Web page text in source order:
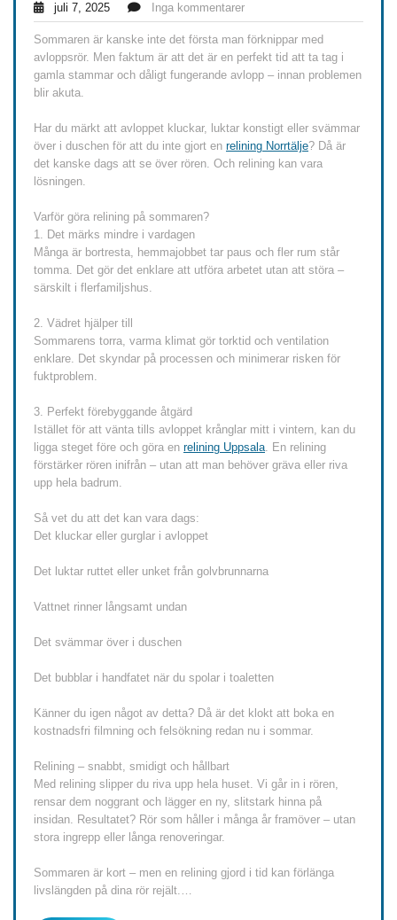
juli 7, 2025 Inga kommentarer
Sommaren är kanske inte det första man förknippar med
avloppsrör. Men faktum är att det är en perfekt tid att ta tag i
gamla stammar och dåligt fungerande avlopp – innan problemen
blir akuta.
Har du märkt att avloppet kluckar, luktar konstigt eller svämmar
över i duschen för att du inte gjort en relining Norrtälje? Då är
det kanske dags att se över rören. Och relining kan vara
lösningen.
Varför göra relining på sommaren?
1. Det märks mindre i vardagen
Många är bortresta, hemmajobbet tar paus och fler rum står
tomma. Det gör det enklare att utföra arbetet utan att störa –
särskilt i flerfamiljshus.
2. Vädret hjälper till
Sommarens torra, varma klimat gör torktid och ventilation
enklare. Det skyndar på processen och minimerar risken för
fuktproblem.
3. Perfekt förebyggande åtgärd
Istället för att vänta tills avloppet krånglar mitt i vintern, kan du
ligga steget före och göra en relining Uppsala. En relining
förstärker rören inifrån – utan att man behöver gräva eller riva
upp hela badrum.
Så vet du att det kan vara dags:
Det kluckar eller gurglar i avloppet
Det luktar ruttet eller unket från golvbrunnarna
Vattnet rinner långsamt undan
Det svämmar över i duschen
Det bubblar i handfatet när du spolar i toaletten
Känner du igen något av detta? Då är det klokt att boka en
kostnadsfri filmning och felsökning redan nu i sommar.
Relining – snabbt, smidigt och hållbart
Med relining slipper du riva upp hela huset. Vi går in i rören,
rensar dem noggrant och lägger en ny, slitstark hinna på
insidan. Resultatet? Rör som håller i många år framöver – utan
stora ingrepp eller långa renoveringar.
Sommaren är kort – men en relining gjord i tid kan förlänga
livslängden på dina rör rejält.…